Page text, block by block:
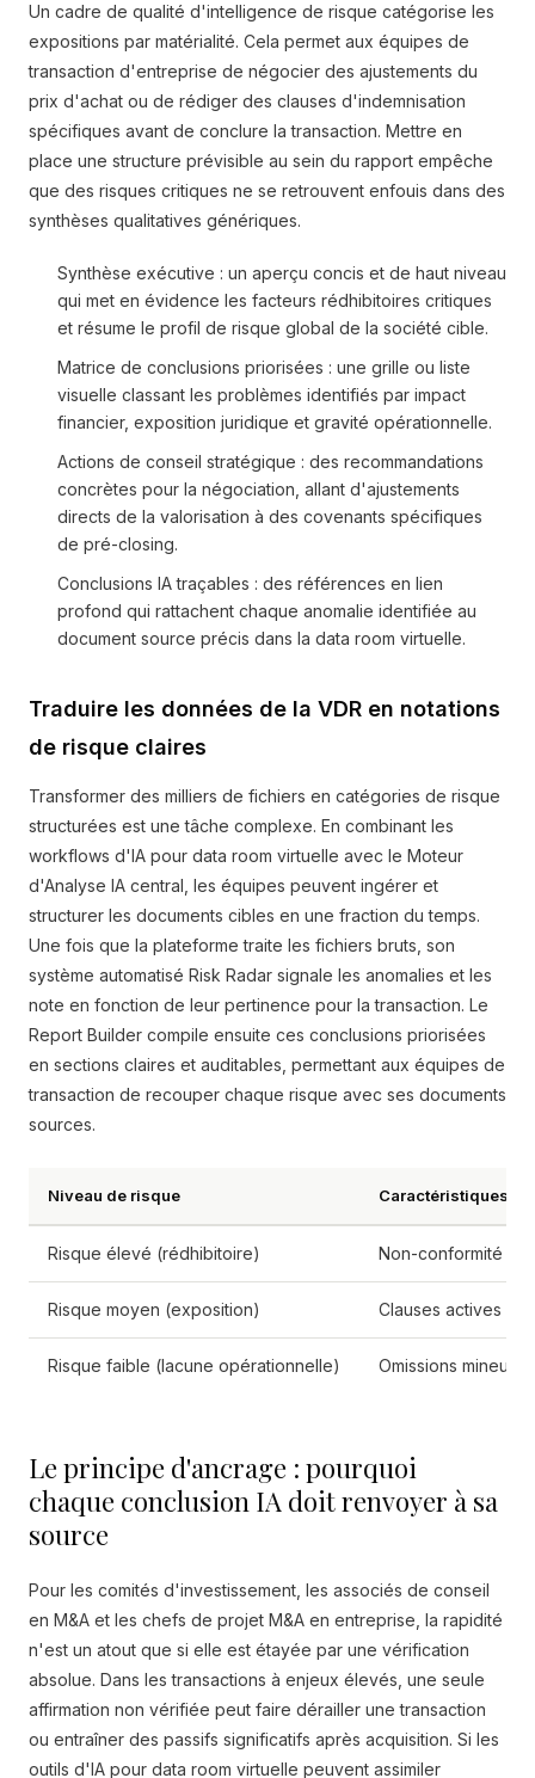
Un cadre de qualité d'intelligence de risque catégorise les
expositions par matérialité. Cela permet aux équipes de
transaction d'entreprise de négocier des ajustements du
prix d'achat ou de rédiger des clauses d'indemnisation
spécifiques avant de conclure la transaction. Mettre en
place une structure prévisible au sein du rapport empêche
que des risques critiques ne se retrouvent enfouis dans des
synthèses qualitatives génériques.
Synthèse exécutive : un aperçu concis et de haut niveau
qui met en évidence les facteurs rédhibitoires critiques
et résume le profil de risque global de la société cible.
Matrice de conclusions priorisées : une grille ou liste
visuelle classant les problèmes identifiés par impact
financier, exposition juridique et gravité opérationnelle.
Actions de conseil stratégique : des recommandations
concrètes pour la négociation, allant d'ajustements
directs de la valorisation à des covenants spécifiques
de pré-closing.
Conclusions IA traçables : des références en lien
profond qui rattachent chaque anomalie identifiée au
document source précis dans la data room virtuelle.
Traduire les données de la VDR en notations
de risque claires
Transformer des milliers de fichiers en catégories de risque
structurées est une tâche complexe. En combinant les
workflows d'IA pour data room virtuelle avec le Moteur
d'Analyse IA central, les équipes peuvent ingérer et
structurer les documents cibles en une fraction du temps.
Une fois que la plateforme traite les fichiers bruts, son
système automatisé Risk Radar signale les anomalies et les
note en fonction de leur pertinence pour la transaction. Le
Report Builder compile ensuite ces conclusions priorisées
en sections claires et auditables, permettant aux équipes de
transaction de recouper chaque risque avec ses documents
sources.
Niveau de risque Caractéristiques
Risque élevé (rédhibitoire) Non-conformité
Risque moyen (exposition) Clauses actives
Risque faible (lacune opérationnelle) Omissions
Le principe d'ancrage : pourquoi
chaque conclusion IA doit renvoyer à sa
source
Pour les comités d'investissement, les associés de conseil
en M&A et les chefs de projet M&A en entreprise, la rapidité
n'est un atout que si elle est étayée par une vérification
absolue. Dans les transactions à enjeux élevés, une seule
affirmation non vérifiée peut faire dérailler une transaction
ou entraîner des passifs significatifs après acquisition. Si les
outils d'IA pour data room virtuelle peuvent assimiler